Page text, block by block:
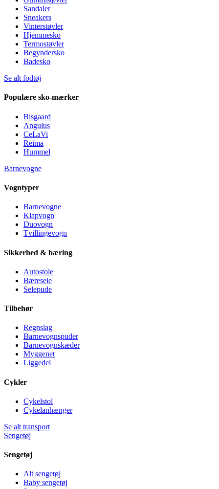
Sandaler
Sneakers
Vinterstøvler
Hjemmesko
Termostøvler
Begyndersko
Badesko
Se alt fodtøj
Populære sko-mærker
Bisgaard
Angulus
CeLaVi
Reima
Hummel
Barnevogne
Vogntyper
Barnevogne
Klapvogn
Duovogn
Tvillingevogn
Sikkerhed & bæring
Autostole
Bæresele
Selepude
Tilbehør
Regnslag
Barnevognspuder
Barnevognskæder
Myggenet
Liggedel
Cykler
Cykelstol
Cykelanhænger
Se alt transport
Sengetøj
Sengetøj
Alt sengetøj
Baby sengetøj